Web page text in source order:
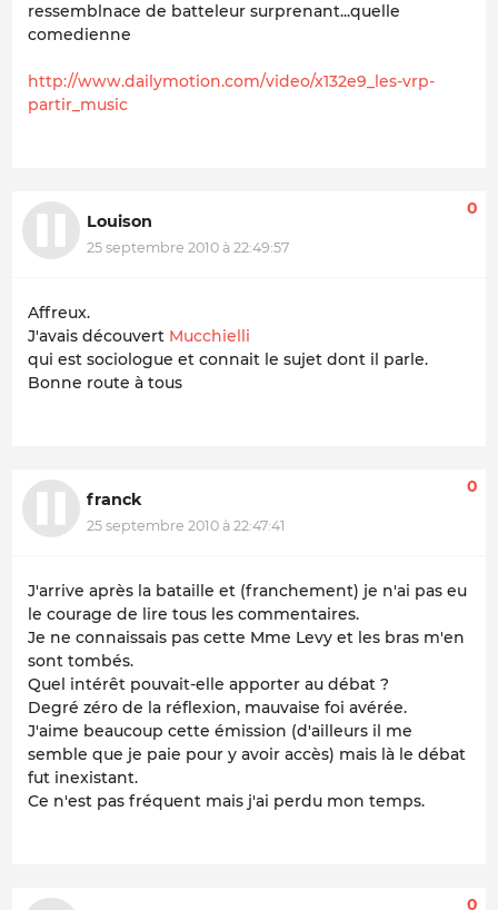
ressemblnace de batteleur surprenant...quelle
comedienne
http://www.dailymotion.com/video/x132e9_les-vrp-
partir_music
Louison
25 septembre 2010 à 22:49:57
0
Affreux.
J'avais découvert Mucchielli
qui est sociologue et connait le sujet dont il parle.
Bonne route à tous
franck
25 septembre 2010 à 22:47:41
0
J'arrive après la bataille et (franchement) je n'ai pas eu
le courage de lire tous les commentaires.
Je ne connaissais pas cette Mme Levy et les bras m'en
sont tombés.
Quel intérêt pouvait-elle apporter au débat ?
Degré zéro de la réflexion, mauvaise foi avérée.
J'aime beaucoup cette émission (d'ailleurs il me
semble que je paie pour y avoir accès) mais là le débat
fut inexistant.
Ce n'est pas fréquent mais j'ai perdu mon temps.
0